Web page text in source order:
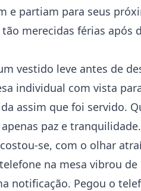
e partiam para seus
merecidas férias após
vestido leve antes de
individual com vista
assim que foi servido.
paz e
se, com o olhar
na mesa vibrou de
notificação. Pegou o